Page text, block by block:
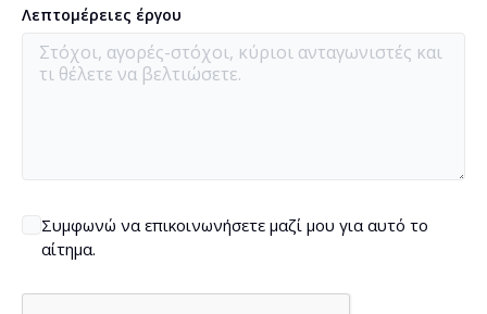
Λεπτομέρειες έργου
Συμφωνώ να επικοινωνήσετε μαζί μου για αυτό το
αίτημα.